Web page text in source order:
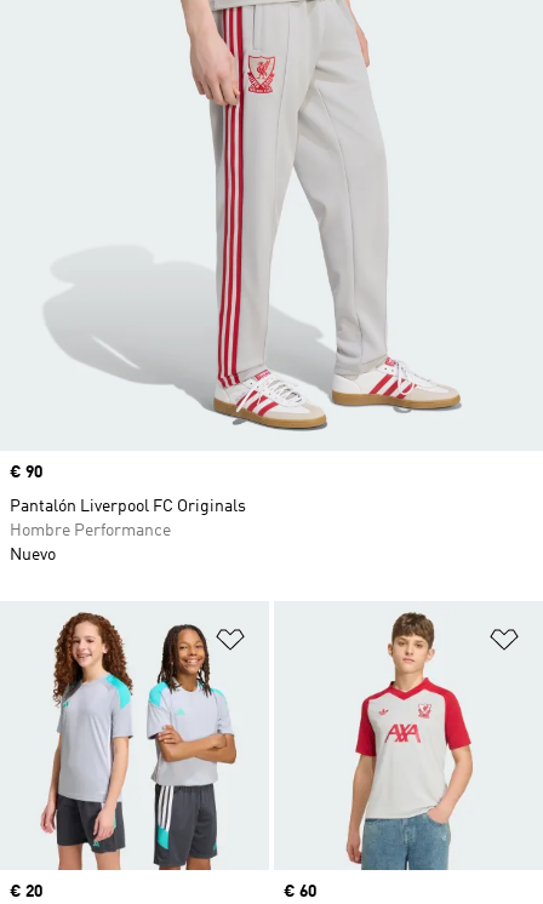
Añadir a la lista de deseos
Precio
€ 20
Precio
€ 60
Precio
€ 90
Pantalón Liverpool FC Originals
Hombre Performance
Nuevo